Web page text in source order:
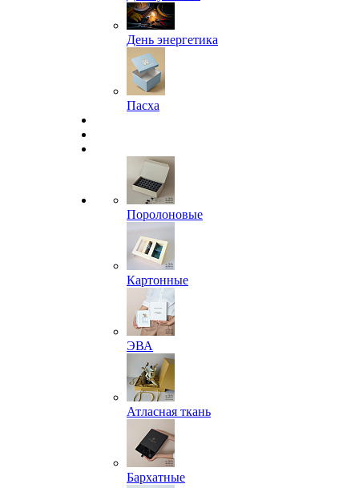
День энергетика
Пасха
Поролоновые
Картонные
ЭВА
Атласная ткань
Бархатные